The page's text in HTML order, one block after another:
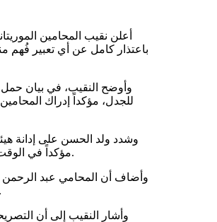
أعلن نقيب المحامين
باعتذار كامل عن أي تعبير
وأوضح النقيب، في بيان حمل
للجدل، مؤكداً إدراك
وشدد ولد الحسن على إدانة
مؤكداً في الوقت ذاته أن المحامين سيظلون “صمام أمان” للمجتمع، بحكم رسالتهم القانونية ودورهم المهني.
وأضاف أن المحامي عبد الرحمن
نحو عامين، وهو ما يجعله، بحسب البيان، مدركاً لحساسية القضايا المرتبطة بالوحدة الوطنية.
وأشار النقيب إلى أن